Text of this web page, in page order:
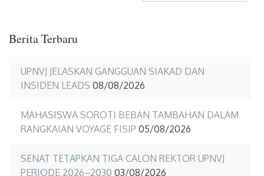
Berita Terbaru
UPNVJ JELASKAN GANGGUAN SIAKAD DAN
INSIDEN LEADS 08/08/2026
MAHASISWA SOROTI BEBAN TAMBAHAN DALAM
RANGKAIAN VOYAGE FISIP 05/08/2026
SENAT TETAPKAN TIGA CALON REKTOR UPNVJ
PERIODE 2026–2030 03/08/2026